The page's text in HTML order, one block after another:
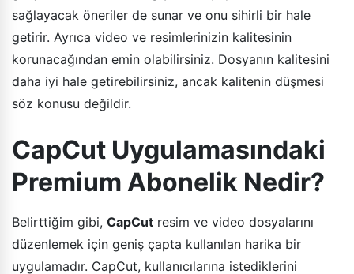
sağlayacak öneriler de sunar ve onu sihirli bir hale
getirir. Ayrıca video ve resimlerinizin kalitesinin
korunacağından emin olabilirsiniz. Dosyanın kalitesini
daha iyi hale getirebilirsiniz, ancak kalitenin düşmesi
söz konusu değildir.
CapCut Uygulamasındaki
Premium Abonelik Nedir?
Belirttiğim gibi, CapCut resim ve video dosyalarını
düzenlemek için geniş çapta kullanılan harika bir
uygulamadır. CapCut, kullanıcılarına istediklerini